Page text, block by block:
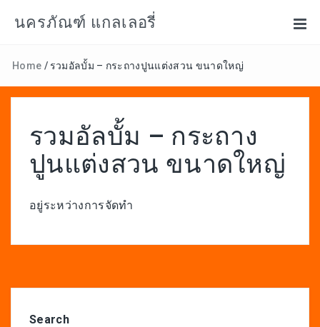
นครภัณฑ์ แกลเลอรี่
Home / รวมอัลบั้ม – กระถางปูนแต่งสวน ขนาดใหญ่
รวมอัลบั้ม – กระถาง
ปูนแต่งสวน ขนาดใหญ่
อยู่ระหว่างการจัดทำ
Search